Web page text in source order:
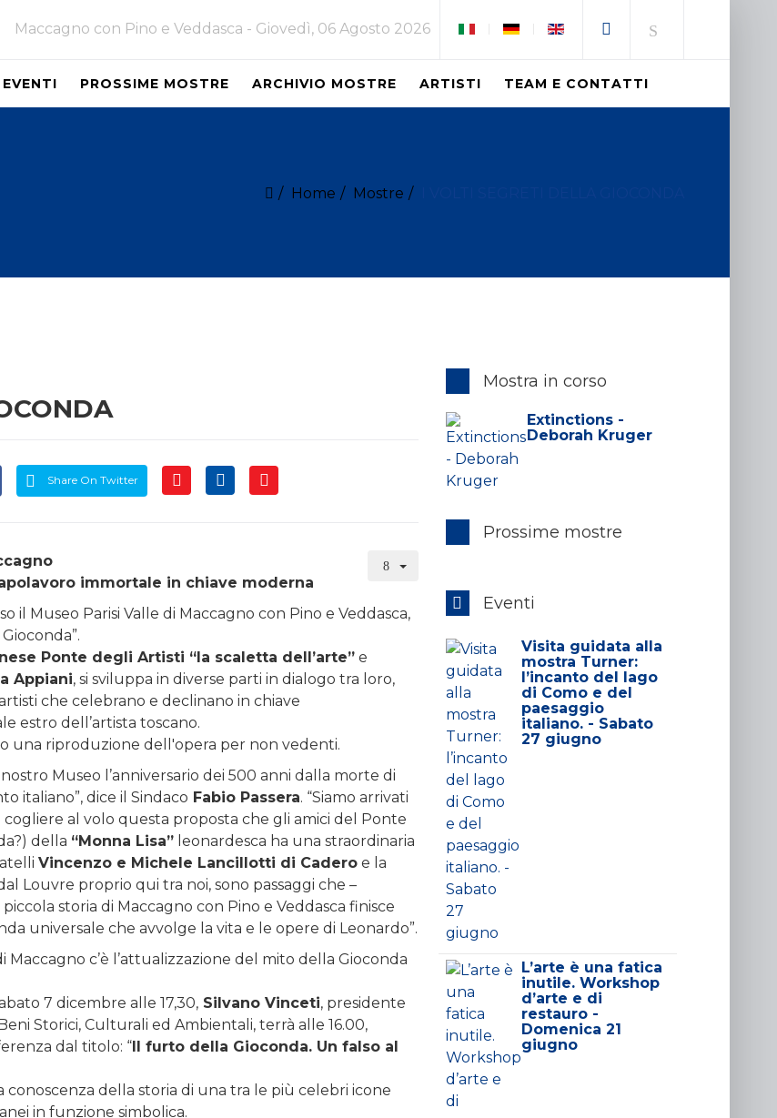
Maccagno con Pino e Veddasca - Giovedì, 06 Agosto 2026
EVENTI PROSSIME MOSTRE ARCHIVIO MOSTRE ARTISTI TEAM E CONTATTI
Home Mostre
Share On Twitter
immortale in chiave moderna
il Museo Parisi Valle di Maccagno con Pino e Veddasca,
Ponte degli Artisti “la scaletta dell’arte” e
Appiani, si sviluppa in diverse parti in dialogo tra loro,
che celebrano e declinano in chiave
estro dell’artista toscano.
una riproduzione dell'opera per non vedenti.
Museo l’anniversario dei 500 anni dalla morte di
italiano”, dice il Sindaco Fabio Passera. “Siamo arrivati
al volo questa proposta che gli amici del Ponte
della “Monna Lisa” leonardesca ha una straordinaria
Vincenzo e Michele Lancillotti di Cadero e la
Louvre proprio qui tra noi, sono passaggi che –
storia di Maccagno con Pino e Veddasca finisce
universale che avvolge la vita e le opere di Leonardo”.
c’è l’attualizzazione del mito della Gioconda
7 dicembre alle 17,30, Silvano Vinceti, presidente
Storici, Culturali ed Ambientali, terrà alle 16.00,
dal titolo: “Il furto della Gioconda. Un falso al
della storia di una tra le più celebri icone
in funzione simbolica.
Mostra in corso
Extinctions -
Deborah Kruger
Prossime mostre
Eventi
Visita guidata alla
mostra Turner:
l’incanto del lago
di Como e del
paesaggio
italiano. - Sabato
27 giugno
L’arte è una fatica
inutile. Workshop
d’arte e di
restauro -
Domenica 21
giugno